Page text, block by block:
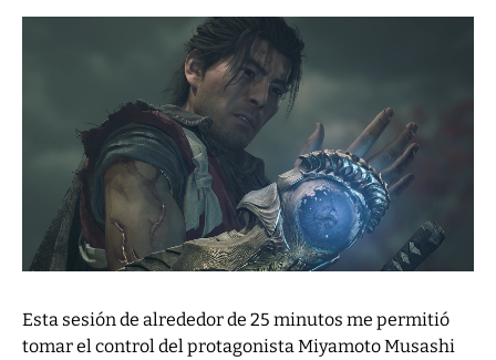
Esta sesión de alrededor de 25 minutos me permitió
tomar el control del protagonista Miyamoto Musashi